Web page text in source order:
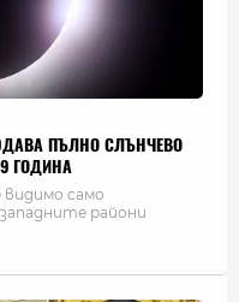
ПЪЛНО СЛЪНЧЕВО
ГОДИНА
само
райони